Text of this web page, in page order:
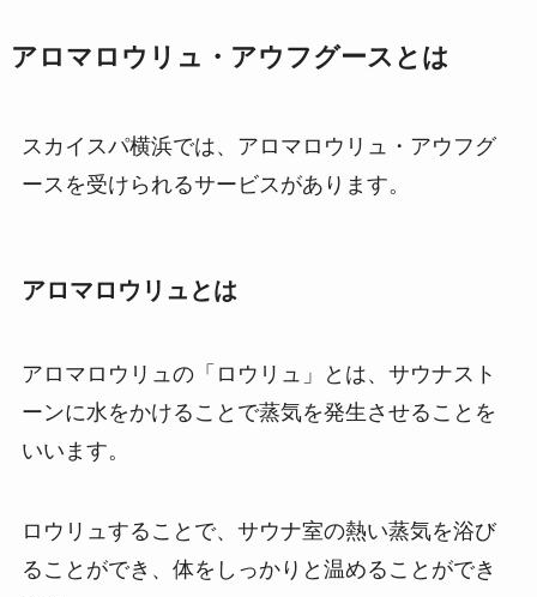
アロマロウリュ・アウフグースとは
スカイスパ横浜では、アロマロウリュ・アウフグ
ースを受けられるサービスがあります。
アロマロウリュとは
アロマロウリュの「ロウリュ」とは、サウナスト
ーンに水をかけることで蒸気を発生させることを
いいます。
ロウリュすることで、サウナ室の熱い蒸気を浴び
ることができ、体をしっかりと温めることができ